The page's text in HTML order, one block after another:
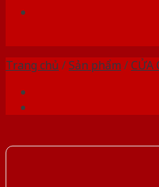
Trang chủ /Sản phẩm /CỬA